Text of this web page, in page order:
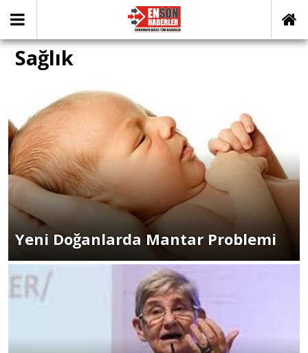
Sağlık
Yeni Doğanlarda Mantar Problemi